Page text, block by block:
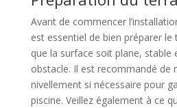
Avant de commencer
est essentiel de bien préparer le
que la surface soit plane, stable
obstacle. Il est recommandé de
nivellement si nécessaire pour
piscine. Veillez également à ce